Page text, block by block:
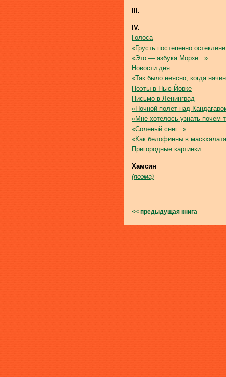
III.
IV.
Голоса
«Грусть постепенно
«Это — азбука Морзе...»
Новости дня
«Так было неясно, когда
Поэты в Нью-Йорке
Письмо в Ленинград
«Ночной полет над
«Мне хотелось узнать почем
«Соленый снег...»
«Как белофинны в
Пригородные картинки
Хамсин
(поэма)
<< предыдущая книга